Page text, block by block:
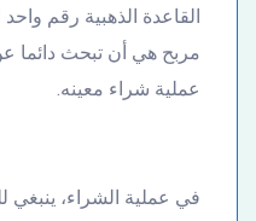
القاعدة الذهبية رقم
مربح هي أن تبحث دائما
عملية شراء معينه.
في عملية الشراء، ينبغي